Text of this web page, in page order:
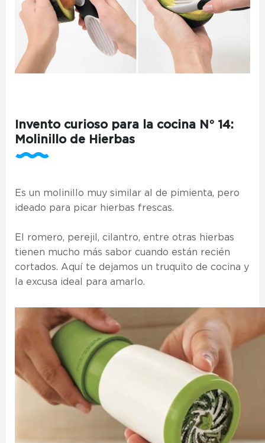
Invento curioso para la cocina N° 14:
Molinillo de Hierbas
Es un molinillo muy similar al de pimienta, pero
ideado para picar hierbas frescas.
El romero, perejil, cilantro, entre otras hierbas
tienen mucho más sabor cuando están recién
cortados. Aquí te dejamos un truquito de cocina y
la excusa ideal para amarlo.